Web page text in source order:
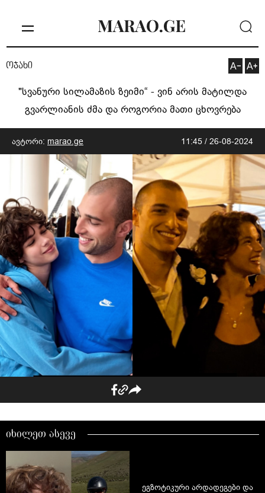
ოჯახი
"სვანური სილამაზის ზეიმი“ - ვინ არის მატილდა
გვარლიანის ძმა და როგორია მათი ცხოვრება
ავტორი: marao.ge 11:45 / 26-08-2024
იხილეთ ასევე
ეგზოტიკური არდადეგები და